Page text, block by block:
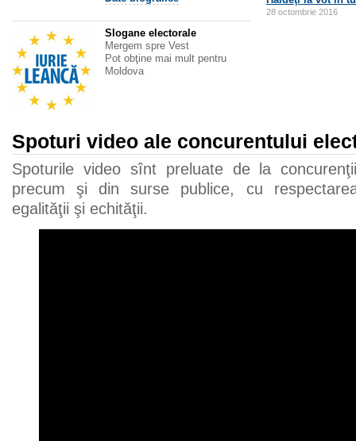
Slogane electorale
Mergem spre Vest
Pot obţine mai mult pentru
Moldova
28 octombrie 2016
Spoturi video ale concurentului
Spoturile video sînt preluate de la
precum şi din surse publice, cu
egalităţii şi echităţii.